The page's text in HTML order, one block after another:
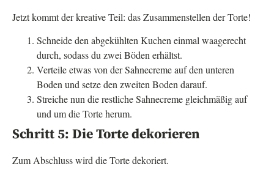
Jetzt kommt der kreative Teil: das Zusammenstellen der Torte!
Schneide den abgekühlten Kuchen einmal waagerecht
durch, sodass du zwei Böden erhältst.
Verteile etwas von der Sahnecreme auf den unteren
Boden und setze den zweiten Boden darauf.
Streiche nun die restliche Sahnecreme gleichmäßig auf
und um die Torte herum.
Schritt 5: Die Torte dekorieren
Zum Abschluss wird die Torte dekoriert.